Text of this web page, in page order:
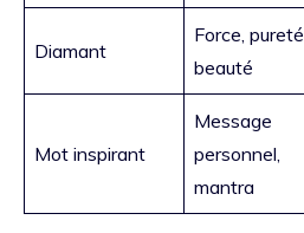
Diamant
Force, pureté,
beauté
Mot inspirant
Message
personnel,
mantra